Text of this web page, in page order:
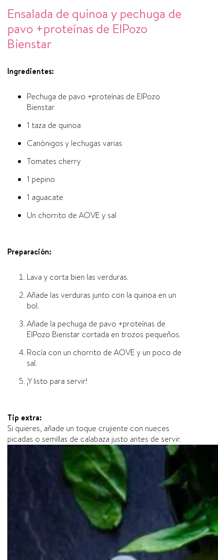
Ensalada de quinoa y pechuga de
pavo +proteínas de ElPozo
Bienstar
Ingredientes:
Pechuga de pavo +proteínas de ElPozo
Bienstar
1 taza de quinoa
Canónigos y lechugas varias
Tomates cherry
1 pepino
1 aguacate
Un chorrito de AOVE y sal
Preparación:
Lava y corta bien las verduras.
Añade las verduras junto con la quinoa en un
bol.
Añade la pechuga de pavo +proteínas de
ElPozo Bienstar cortada en trozos pequeños.
Rocía con un chorrito de AOVE y un poco de
sal.
¡Y listo para servir!
Tip extra:
Si quieres, añade un toque crujiente con nueces
picadas o semillas de calabaza justo antes de servir.